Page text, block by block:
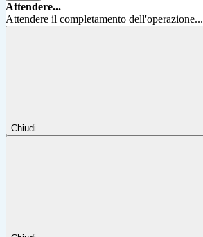
Attendere...
Attendere il completamento dell'operazione...
Chiudi